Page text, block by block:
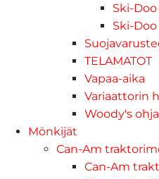
Ski-
Ski-
TELAMATOT
Vapaa-aika
Variaattorin
Woody's
Mönkijät
Can-Am
Can-Am